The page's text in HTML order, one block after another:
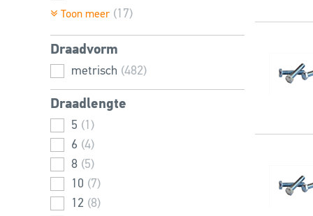
10 (37)
12 (38)
14 (22)
16 (38)
18 (24)
20 (38)
22 (17)
24 (35)
27 (19)
30 (31)
33 (17)
Toon meer (17)
Draadvorm
metrisch (482)
Draadlengte
5 (1)
6 (4)
8 (5)
10 (7)
12 (8)